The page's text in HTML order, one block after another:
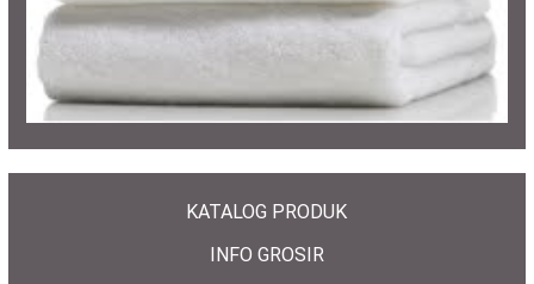
KATALOG PRODUK
INFO GROSIR